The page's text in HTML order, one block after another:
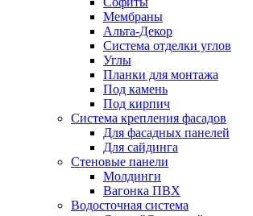
Мембраны
Альта-Декор
Система отделки углов
Углы
Планки для монтажа
Под камень
Под кирпич
Система крепления фасадов
Для фасадных панелей
Для сайдинга
Стеновые панели
Молдинги
Вагонка ПВХ
Водосточная система